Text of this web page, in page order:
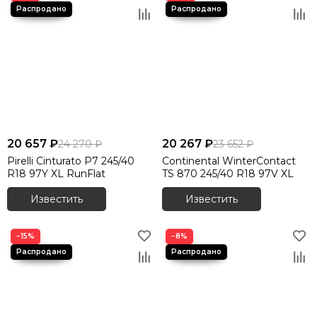
20 657 ₽24 270 ₽
Pirelli Cinturato P7 245/40
R18 97Y XL RunFlat
Известить
20 267 ₽23 652 ₽
Continental WinterContact
TS 870 245/40 R18 97V XL
Известить
−15% −8%